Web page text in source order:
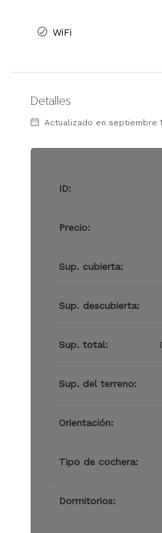
WiFi
Detalles
Actualizado en septiembre
ID:
Precio:
Sup. cubierta:
Sup. descubierta:
Sup. total:
Sup. del terreno:
Orientación:
Tipo de cochera:
Dormitorios: